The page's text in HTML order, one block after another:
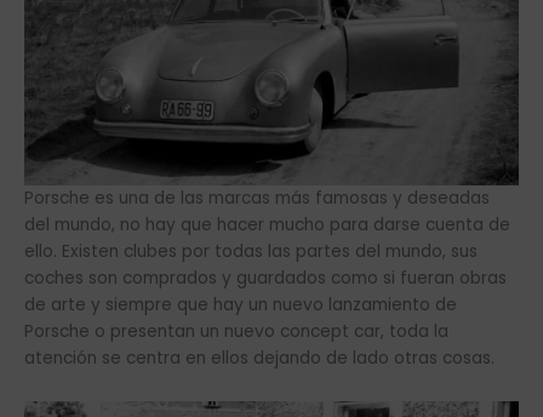
Porsche es una de las marcas más famosas y deseadas
del mundo, no hay que hacer mucho para darse cuenta de
ello. Existen clubes por todas las partes del mundo, sus
coches son comprados y guardados como si fueran obras
de arte y siempre que hay un nuevo lanzamiento de
Porsche o presentan un nuevo concept car, toda la
atención se centra en ellos dejando de lado otras cosas.